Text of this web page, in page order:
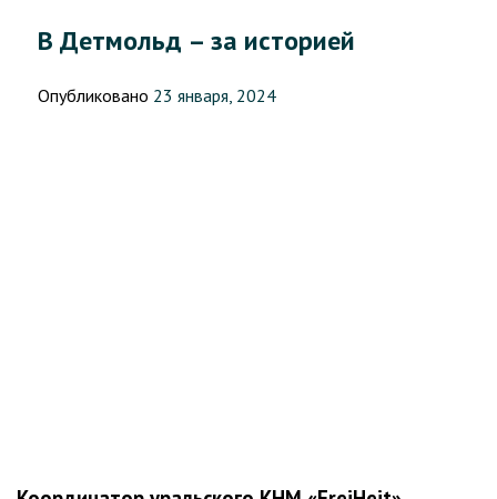
В Детмольд – за историей
Опубликовано 23 января, 2024